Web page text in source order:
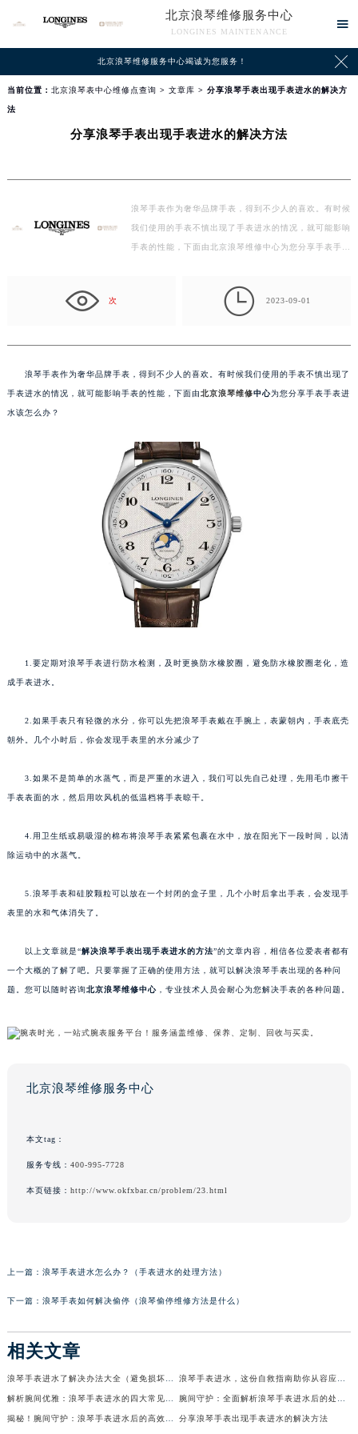
北京浪琴维修服务中心
LONGINES MAINTENANCE

北京浪琴维修服务中心竭诚为您服务！ 
当前位置： 北京浪琴表中心维修点查询 > 文章库 > 分享浪琴手表出现手表进水的解决方
法
分享浪琴手表出现手表进水的解决方法
浪琴手表作为奢华品牌手表，得到不少人的喜欢。有时候
我们使用的手表不慎出现了手表进水的情况，就可能影响
手表的性能，下面由北京浪琴维修中心为您分享手表手…
次  2023-09-01
浪琴手表作为奢华品牌手表，得到不少人的喜欢。有时候我们使用的手表不慎出现了
手表进水的情况，就可能影响手表的性能，下面由北京浪琴维修中心为您分享手表手表进
水该怎么办？
1.要定期对浪琴手表进行防水检测，及时更换防水橡胶圈，避免防水橡胶圈老化，造
成手表进水。
2.如果手表只有轻微的水分，你可以先把浪琴手表戴在手腕上，表蒙朝内，手表底壳
朝外。几个小时后，你会发现手表里的水分减少了
3.如果不是简单的水蒸气，而是严重的水进入，我们可以先自己处理，先用毛巾擦干
手表表面的水，然后用吹风机的低温档将手表晾干。
4.用卫生纸或易吸湿的棉布将浪琴手表紧紧包裹在水中，放在阳光下一段时间，以清
除运动中的水蒸气。
5.浪琴手表和硅胶颗粒可以放在一个封闭的盒子里，几个小时后拿出手表，会发现手
表里的水和气体消失了。
以上文章就是“解决浪琴手表出现手表进水的方法”的文章内容，相信各位爱表者都有
一个大概的了解了吧。只要掌握了正确的使用方法，就可以解决浪琴手表出现的各种问
题。您可以随时咨询北京浪琴维修中心，专业技术人员会耐心为您解决手表的各种问题。
北京浪琴维修服务中心
本文tag：
服务专线： 400-995-7728
本页链接： http://www.okfxbar.cn/problem/23.html
上一篇： 浪琴手表进水怎么办？（手表进水的处理方法）
下一篇： 浪琴手表如何解决偷停（浪琴偷停维修方法是什么）
相关文章
分享浪琴手表出现手表进水的解决方法